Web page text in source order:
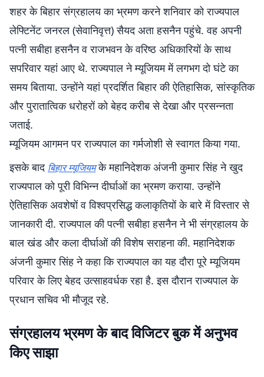
शहर के बिहार संग्रहालय का भ्रमण करने शनिवार को राज्यपाल
लेफ्टिनेंट जनरल (सेवानिवृत्त) सैयद अता हसनैन पहुंचे. वह अपनी
पत्नी सबीहा हसनैन व राजभवन के वरिष्ठ अधिकारियों के साथ
सपरिवार यहां आए थे. राज्यपाल ने म्यूजियम में लगभग दो घंटे का
समय बिताया. उन्होंने यहां प्रदर्शित बिहार की ऐतिहासिक, सांस्कृतिक
और पुरातात्विक धरोहरों को बेहद करीब से देखा और प्रसन्नता
जताई.
म्यूजियम आगमन पर राज्यपाल का गर्मजोशी से स्वागत किया गया.
इसके बाद बिहार म्यूजियमके महानिदेशक अंजनी कुमार सिंह ने खुद
राज्यपाल को पूरी विभिन्न दीर्घाओं का भ्रमण कराया. उन्होंने
ऐतिहासिक अवशेषों व विश्वप्रसिद्ध कलाकृतियों के बारे में विस्तार से
जानकारी दी. राज्यपाल की पत्नी सबीहा हसनैन ने भी संग्रहालय के
बाल खंड और कला दीर्घाओं की विशेष सराहना की. महानिदेशक
अंजनी कुमार सिंह ने कहा कि राज्यपाल का यह दौरा पूरे म्यूजियम
परिवार के लिए बेहद उत्साहवर्धक रहा है. इस दौरान राज्यपाल के
प्रधान सचिव भी मौजूद रहे.
संग्रहालय भ्रमण के बाद विजिटर बुक में अनुभव
किए साझा